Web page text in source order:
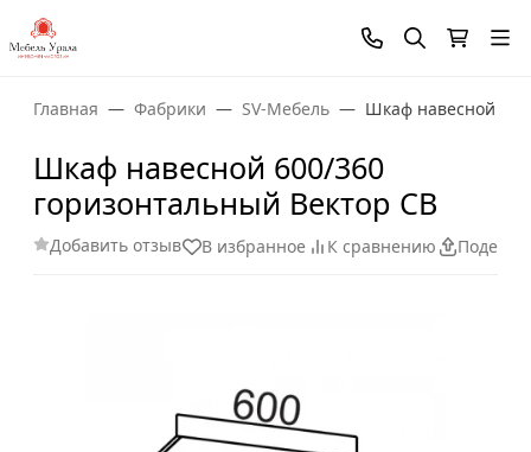
Главная Фабрики SV-Мебель Шкаф навесной
Шкаф навесной 600/360
горизонтальный Вектор СВ
Добавить отзыв В избранное К сравнению